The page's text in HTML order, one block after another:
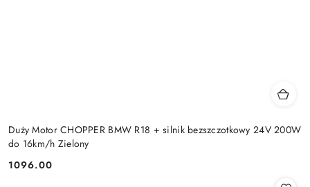
Duży Motor CHOPPER BMW R18 + silnik bezszczotkowy 24V 200W
do 16km/h Zielony
Cena:
1096.00